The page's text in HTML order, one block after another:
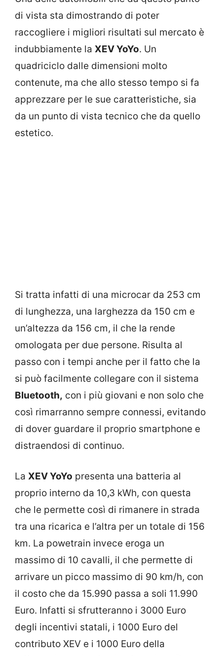
di vista sta dimostrando di poter
raccogliere i migliori risultati sul mercato è
indubbiamente la XEV YoYo. Un
quadriciclo dalle dimensioni molto
contenute, ma che allo stesso tempo si fa
apprezzare per le sue caratteristiche, sia
da un punto di vista tecnico che da quello
estetico.
Si tratta infatti di una microcar da 253 cm
di lunghezza, una larghezza da 150 cm e
un’altezza da 156 cm, il che la rende
omologata per due persone. Risulta al
passo con i tempi anche per il fatto che la
si può facilmente collegare con il sistema
Bluetooth, con i più giovani e non solo che
così rimarranno sempre connessi, evitando
di dover guardare il proprio smartphone e
distraendosi di continuo.
La XEV YoYo presenta una batteria al
proprio interno da 10,3 kWh, con questa
che le permette così di rimanere in strada
tra una ricarica e l’altra per un totale di 156
km. La powetrain invece eroga un
massimo di 10 cavalli, il che permette di
arrivare un picco massimo di 90 km/h, con
il costo che da 15.990 passa a soli 11.990
Euro. Infatti si sfrutteranno i 3000 Euro
degli incentivi statali, i 1000 Euro del
contributo XEV e i 1000 Euro della